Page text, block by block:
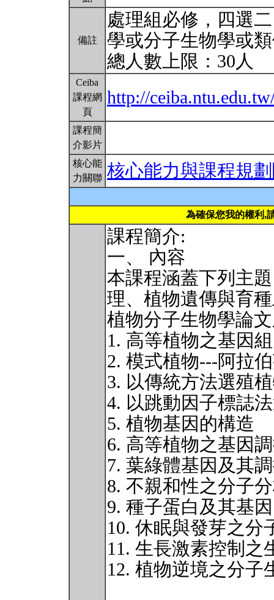
備註
處理組必修，四選
學或分子生物學或
總人數上限：30人
Ceiba
課程網
頁
http://
課程簡
介影片
核心能
力關聯 核心能力與課程規
為確保您我的權利,
課程簡介:
一、 內容
本課程涵蓋下列主
理、植物遺傳與育
植物分子生物學論
1. 高等植物之基因
2. 模式植物---阿拉
3. 以傳統方法選殖
4. 以跳動因子標誌
5. 植物基因的構造
6. 高等植物之基因
7. 葉綠體基因及其
8. 不親和性之分子
9. 種子蛋白及其基因
10. 休眠與發芽之分
11. 生長激素控制之
12. 植物逆境之分子